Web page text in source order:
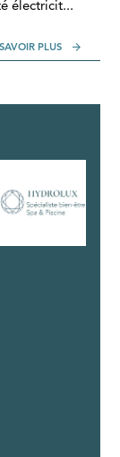
électricit...
PLUS